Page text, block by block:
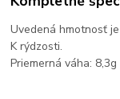
Uvedená hmotnosť
K rýdzosti.
Priemerná váha: 8,3g